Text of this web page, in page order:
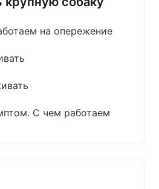
на опережение
С чем работаем